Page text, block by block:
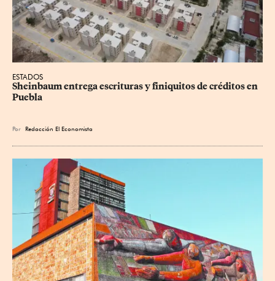
ESTADOS
Sheinbaum entrega escrituras y finiquitos de créditos en
Puebla
Por Redacción El Economista